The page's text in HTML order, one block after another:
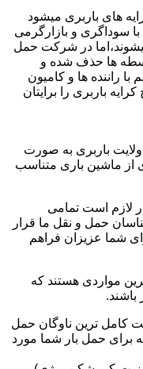
های باربری میشود
سوداگری و بازارگرمی
در شرکت حمل
ها حذف شده و
راننده ها و کامیون
باربری را برایتان
باربری به صورت
از ماشین باری متناسب
لازم است تمامی
حمل و نقل ما قرار
شما عزیزان فراهم
مواردی هستند که
باشند.
کامل ترین ناوگان حمل
برای حمل بار شما مورد